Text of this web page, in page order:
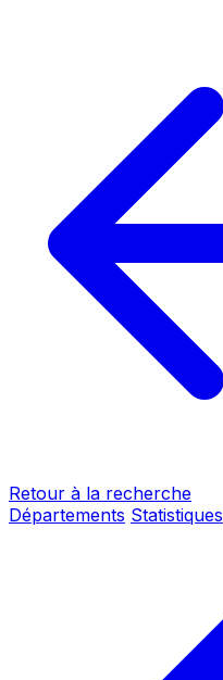
Retour à la recherche
Départements Statistiques